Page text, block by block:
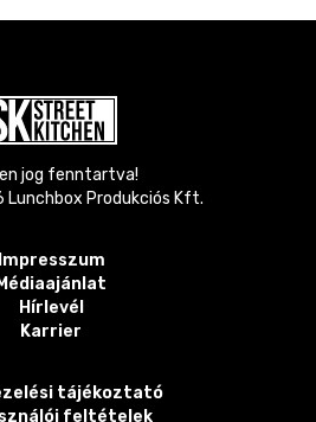
jog fenntartva!
Lunchbox Produkciós Kft.
Impresszum
Médiaajánlat
Hírlevél
Karrier
tájékoztató
feltételek